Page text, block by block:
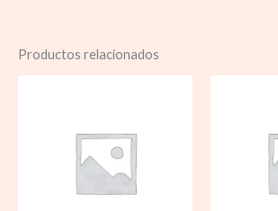
Productos relacionados